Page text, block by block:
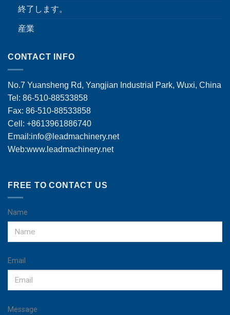
終了します。
産業
CONTACT INFO
No.7 Yuansheng Rd, Yangjian Industrial Park, Wuxi, China
Tel: 86-510-88533858
Fax: 86-510-88533858
Cell: +8613961886740
Email:info@leadmachinery.net
Web:www.leadmachinery.net
FREE TO CONTACT US
Name
Email
Message